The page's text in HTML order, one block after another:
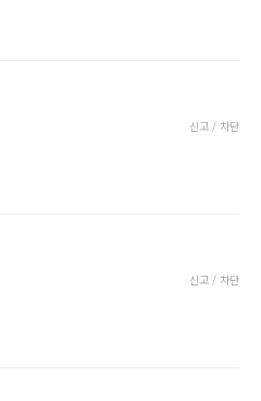
신고 / 차단
신고 / 차단